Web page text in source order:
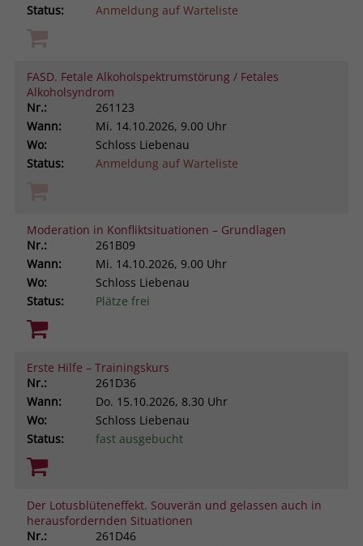
Status: Anmeldung auf Warteliste
FASD. Fetale Alkoholspektrumstörung / Fetales
Alkoholsyndrom
Nr.:
261123
Wann:
Mi. 14.10.2026, 9.00 Uhr
Wo:
Schloss Liebenau
Status:
Anmeldung auf Warteliste
Moderation in Konfliktsituationen – Grundlagen
Nr.:
261B09
Wann:
Mi. 14.10.2026, 9.00 Uhr
Wo:
Schloss Liebenau
Status:
Plätze frei
Erste Hilfe – Trainingskurs
Nr.:
261D36
Wann:
Do. 15.10.2026, 8.30 Uhr
Wo:
Schloss Liebenau
Status:
fast ausgebucht
Der Lotusblüteneffekt. Souverän und gelassen auch in
herausfordernden Situationen
Nr.:
261D46